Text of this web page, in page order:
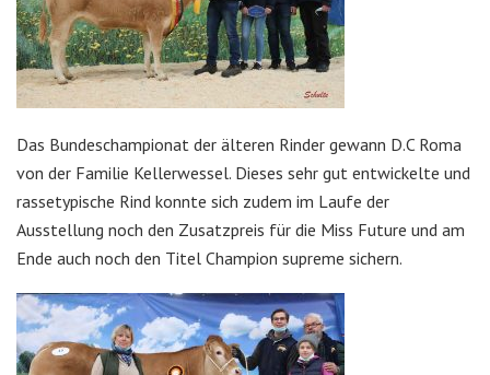
Das Bundeschampionat der älteren Rinder gewann D.C Roma
von der Familie Kellerwessel. Dieses sehr gut entwickelte und
rassetypische Rind konnte sich zudem im Laufe der
Ausstellung noch den Zusatzpreis für die Miss Future und am
Ende auch noch den Titel Champion supreme sichern.